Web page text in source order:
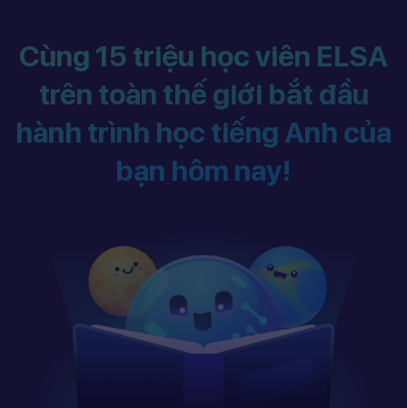
Cùng 15 triệu học viên ELSA
trên toàn thế giới bắt đầu
hành trình học tiếng Anh của
bạn hôm nay!